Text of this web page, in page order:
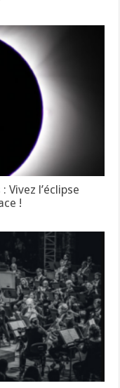
Vivez l’éclipse
!